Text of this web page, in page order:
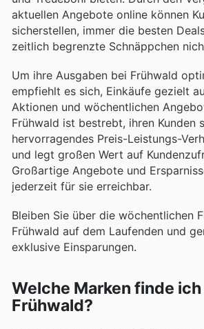
aktuellen Angebote online können
sicherstellen, immer die besten
zeitlich begrenzte Schnäppchen
Um ihre Ausgaben bei Frühwald
empfiehlt es sich, Einkäufe gezielt
Aktionen und wöchentlichen
Frühwald ist bestrebt, ihren Kunden
hervorragendes Preis-Leistungs-
und legt großen Wert auf
Großartige Angebote und
jederzeit für sie erreichbar.
Bleiben Sie über die wöchentlichen
Frühwald auf dem Laufenden und
exklusive Einsparungen.
Welche Marken finde
Frühwald?